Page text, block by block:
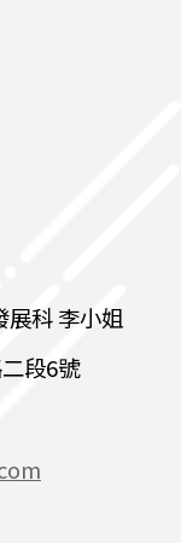
科 李小姐
段6號